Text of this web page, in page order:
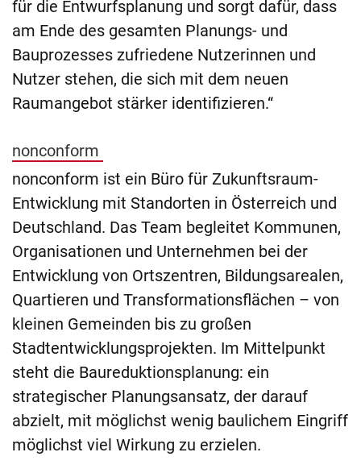
für die Entwurfsplanung und sorgt dafür, dass
am Ende des gesamten Planungs- und
Bauprozesses zufriedene Nutzerinnen und
Nutzer stehen, die sich mit dem neuen
Raumangebot stärker identifizieren.“
nonconform
nonconform ist ein Büro für Zukunftsraum-
Entwicklung mit Standorten in Österreich und
Deutschland. Das Team begleitet Kommunen,
Organisationen und Unternehmen bei der
Entwicklung von Ortszentren, Bildungsarealen,
Quartieren und Transformationsflächen – von
kleinen Gemeinden bis zu großen
Stadtentwicklungsprojekten. Im Mittelpunkt
steht die Baureduktionsplanung: ein
strategischer Planungsansatz, der darauf
abzielt, mit möglichst wenig baulichem Eingriff
möglichst viel Wirkung zu erzielen.